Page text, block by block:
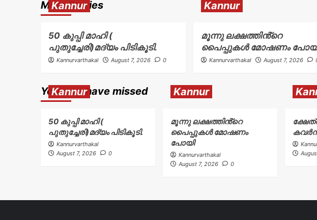
More Stories
Kannur
50 കുപ്പി മാഹി (
പുതുച്ചേരി)മദ്യം പിടികൂടി.
Kannurvarthakal August 7, 2026 0
Kannur
മൂന്നു ലക്ഷത്തിൻ്റെ
പൈപ്പുകൾ മോഷണം
Kannurvarthakal August 7, 2026
You may have missed
Kannur
50 കുപ്പി മാഹി (
പുതുച്ചേരി)മദ്യം പിടികൂടി.
Kannurvarthakal
August 7, 2026
0
Kannur
മൂന്നു ലക്ഷത്തിൻ്റെ
പൈപ്പുകൾ മോഷണം
പോയി
Kannurvarthakal
August 7, 2026
0